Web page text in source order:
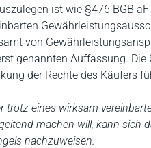
ist wie §476 BGB
von
genannten Auffassung.
der Rechte des Käufers
trotz eines wirksam
machen will, kann sich
nachzuweisen.